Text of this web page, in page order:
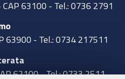
63100 - Tel.: 0736 2791
63900 - Tel.: 0734 217511
62100 - Tel.: 0733 2511